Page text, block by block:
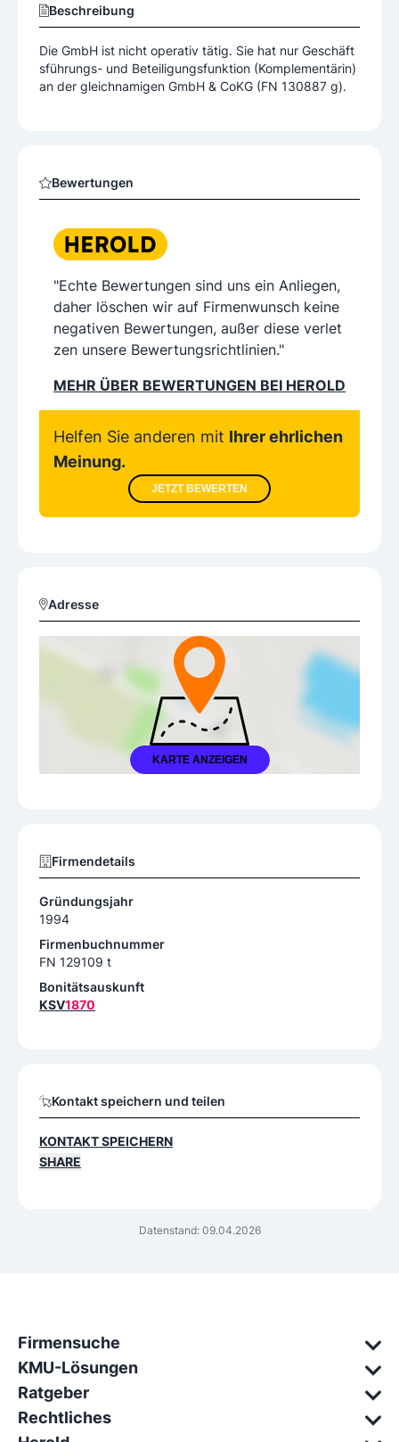
Beschreibung
Die GmbH ist nicht operativ tätig. Sie hat nur Geschäft
sführungs- und Beteiligungsfunktion (Komplementärin)
an der gleichnamigen GmbH & CoKG (FN 130887 g).
Bewertungen
"Echte Bewertungen sind uns ein Anliegen,
daher löschen wir auf Firmenwunsch keine
negativen Bewertungen, außer diese verlet
zen unsere Bewertungsrichtlinien."
MEHR ÜBER BEWERTUNGEN BEI HEROLD
Helfen Sie anderen mit Ihrer ehrlichen
Meinung.
JETZT BEWERTEN
Adresse
KARTE ANZEIGEN
Datenstand: 09.04.2026
Firmendetails
Gründungsjahr
1994
Firmenbuchnummer
FN 129109 t
Bonitätsauskunft
KSV1870
Kontakt speichern und teilen
KONTAKT SPEICHERN
SHARE
Firmensuche
KMU-Lösungen
Ratgeber
Rechtliches